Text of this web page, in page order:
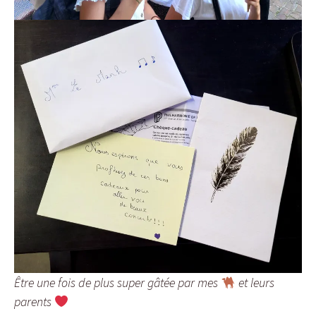
Être une fois de plus super gâtée par mes
et leurs
parents